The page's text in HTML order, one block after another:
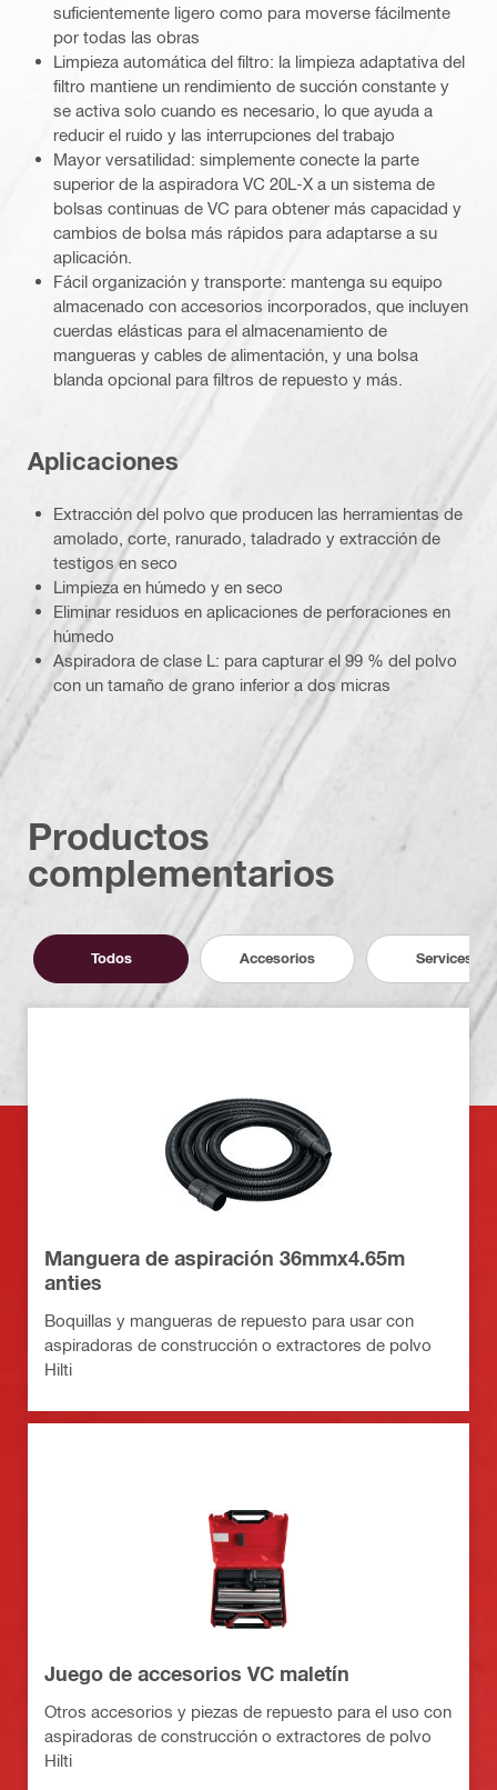
suficientemente ligero como para moverse fácilmente
por todas las obras
Limpieza automática del filtro: la limpieza adaptativa del
filtro mantiene un rendimiento de succión constante y
se activa solo cuando es necesario, lo que ayuda a
reducir el ruido y las interrupciones del trabajo
Mayor versatilidad: simplemente conecte la parte
superior de la aspiradora VC 20L-X a un sistema de
bolsas continuas de VC para obtener más capacidad y
cambios de bolsa más rápidos para adaptarse a su
aplicación.
Fácil organización y transporte: mantenga su equipo
almacenado con accesorios incorporados, que incluyen
cuerdas elásticas para el almacenamiento de
mangueras y cables de alimentación, y una bolsa
blanda opcional para filtros de repuesto y más.
Aplicaciones
Extracción del polvo que producen las herramientas de
amolado, corte, ranurado, taladrado y extracción de
testigos en seco
Limpieza en húmedo y en seco
Eliminar residuos en aplicaciones de perforaciones en
húmedo
Aspiradora de clase L: para capturar el 99 % del polvo
con un tamaño de grano inferior a dos micras
Productos
complementarios
Todos Accesorios Services
Manguera de aspiración 36mmx4.65m
anties
Boquillas y mangueras de repuesto para usar con
aspiradoras de construcción o extractores de polvo
Hilti
Juego de accesorios VC maletín
Otros accesorios y piezas de repuesto para el uso con
aspiradoras de construcción o extractores de polvo
Hilti